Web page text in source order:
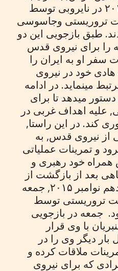
در ماه اکتبر و نوامبر ۲۰۱۵ در نایروبی توسط
تروریستی وجاسوسی
طبق بازجویی این دو
برای نیروی قدس
سفر او به ایران را
هادی خود در نیروی
مینماید. در ادامه
میدهد تا برای
علیه اهداف غربی در
کند. در این راستا,
از نیروی قدس, به
و تمرینات عملیاتی
خود رهبری و
بعد از بازگشت از
تمرین در عراق, در نوزدهم نوامبر ۲۰۱۵, جمعه
تروریستی توسط
جمعه در بازجویی
با وی قرار
بار دیگر وی را در
ملاقات کرده و
که برای نیروی